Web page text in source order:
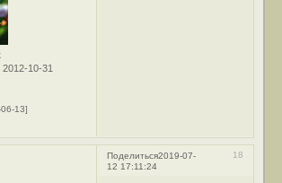
2012-10-31
13]
Поделиться 18
2019-07-
12 17:11:24